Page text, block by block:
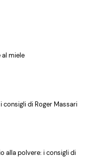
miele
consigli di Roger Massari
alla polvere: i consigli di